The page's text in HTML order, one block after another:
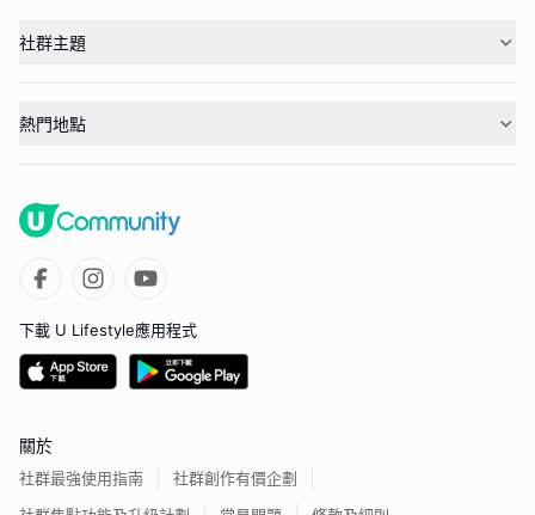
社群主題
熱門地點
下載 U Lifestyle應用程式
關於
社群最強使用指南
社群創作有價企劃